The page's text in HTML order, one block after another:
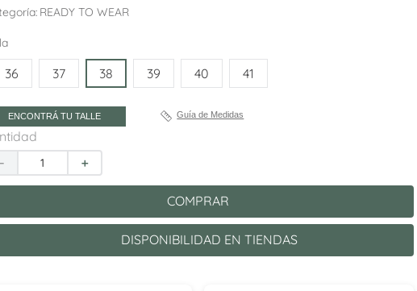
READY TO WEAR
36 37 38 39 40 41
ENCONTRÁ TU TALLE Guía de Medidas
＋
COMPRAR
DISPONIBILIDAD EN TIENDAS